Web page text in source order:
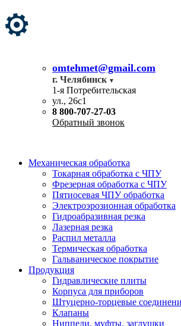
omtehmet@gmail.com
г. Челябинск
1-я Потребительская
ул., 26с1
8 800-707-27-03
Обратный звонок
Механическая обработка
Токарная обработка с ЧПУ
Фрезерная обработка с ЧПУ
Пятиосевая ЧПУ обработка
Электроэрозионная обработка
Гидроабразивная резка
Лазерная резка
Распил металла
Термическая обработка
Гальваническое покрытие
Продукция
Гидравлические плиты
Корпуса для приборов
Штуцерно-торцевые
Клапаны
Ниппели, муфты, заглушки